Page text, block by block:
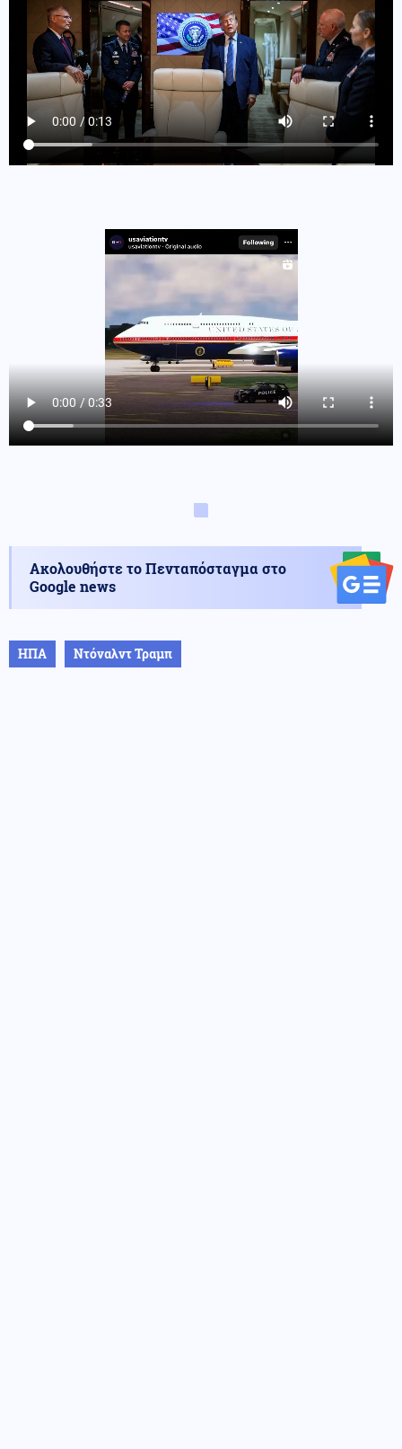
Ακολουθήστε το Πενταπόσταγμα στο
Google news
ΗΠΑ Ντόναλντ Τραμπ